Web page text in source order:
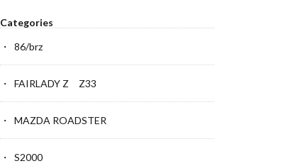
Categories
86/brz
FAIRLADY Z Z33
MAZDA ROADSTER
S2000